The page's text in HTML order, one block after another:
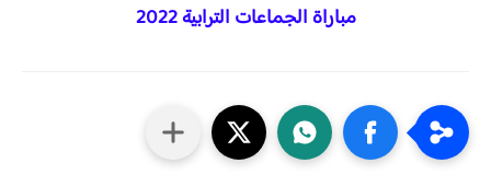
مباراة الجماعات الترابية 2022